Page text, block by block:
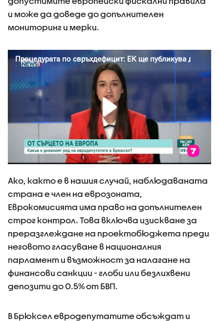
и може да доведе до допълнителен
мониторинг и мерки.
Ако, както е в нашия случай, наблюдаваната
страна е член на еврозоната,
Еврокомисията има право на допълнителен
строг контрол. Това включва изискване за
преразглеждане на проектобюджета преди
неговото гласуване в националния
парламент и възможност за налагане на
финансови санкции - глоби или безлихвени
депозити до 0.5% от БВП.
В Брюксел евродепутатите обсъждат и